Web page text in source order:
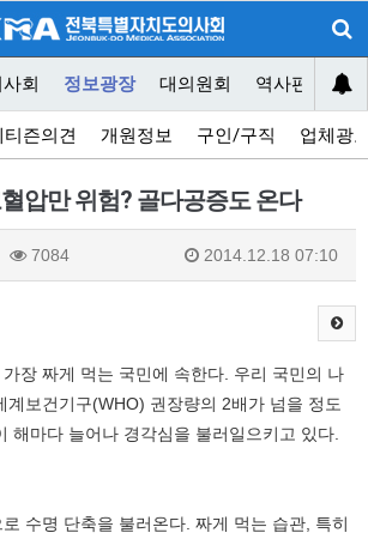
회 정보광장 대의원회 역사편찬위원
티즌의견 개원정보 구인/구직 업체광
압만 위험? 골다공증도 온다
7084 2014.12.18 07:10
장 짜게 먹는 국민에 속한다. 우리 국민의 나
계보건기구(WHO) 권장량의 2배가 넘을 정도
해마다 늘어나 경각심을 불러일으키고 있다.
수명 단축을 불러온다. 짜게 먹는 습관, 특히